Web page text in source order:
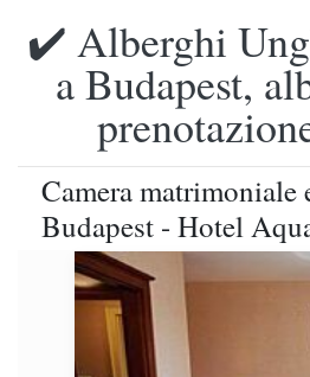
✔️ Alberghi
a Budapest,
Camera matrimoniale
Budapest - Hotel